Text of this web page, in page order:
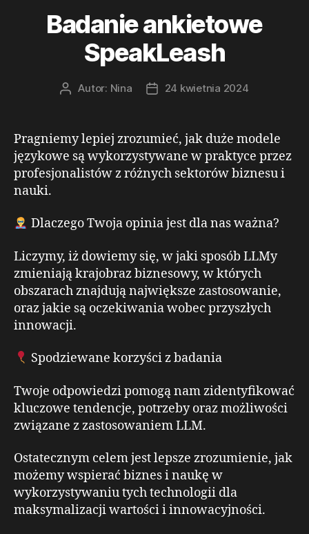
Badanie ankietowe
SpeakLeash
AutorAutor: Nina
Data24 kwietnia 2024
Pragniemy lepiej zrozumieć, jak duże modele
językowe są wykorzystywane w praktyce przez
profesjonalistów z różnych sektorów biznesu i
nauki.
Dlaczego Twoja opinia jest dla nas ważna?
Liczymy, iż dowiemy się, w jaki sposób LLMy
zmieniają krajobraz biznesowy, w których
obszarach znajdują największe zastosowanie,
oraz jakie są oczekiwania wobec przyszłych
innowacji.
Spodziewane korzyści z badania
Twoje odpowiedzi pomogą nam zidentyfikować
kluczowe tendencje, potrzeby oraz możliwości
związane z zastosowaniem LLM.
Ostatecznym celem jest lepsze zrozumienie, jak
możemy wspierać biznes i naukę w
wykorzystywaniu tych technologii dla
maksymalizacji wartości i innowacyjności.